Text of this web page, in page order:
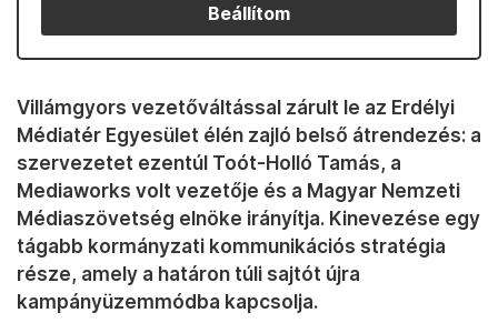
Beállítom
Villámgyors vezetőváltással zárult le az Erdélyi
Médiatér Egyesület élén zajló belső átrendezés: a
szervezetet ezentúl Toót-Holló Tamás, a
Mediaworks volt vezetője és a Magyar Nemzeti
Médiaszövetség elnöke irányítja. Kinevezése egy
tágabb kormányzati kommunikációs stratégia
része, amely a határon túli sajtót újra
kampányüzemmódba kapcsolja.